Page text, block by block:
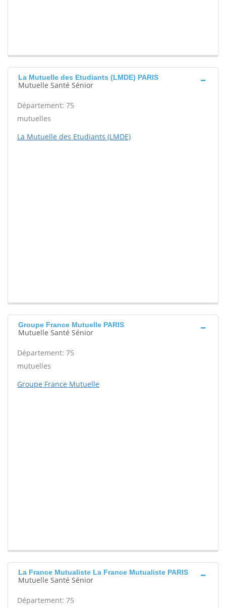
La Mutuelle des Etudiants (LMDE) PARIS
Mutuelle Santé Sénior
Département: 75
mutuelles
La Mutuelle des Etudiants (LMDE)
Groupe France Mutuelle PARIS
Mutuelle Santé Sénior
Département: 75
mutuelles
Groupe France Mutuelle
La France Mutualiste La France Mutualiste PARIS
Mutuelle Santé Sénior
Département: 75